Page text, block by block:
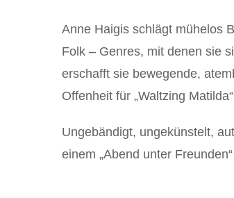
Anne Haigis schlägt mühelos
Folk – Genres, mit denen sie
erschafft sie bewegende,
Offenheit für „Waltzing
Ungebändigt, ungekünstelt,
einem „Abend unter